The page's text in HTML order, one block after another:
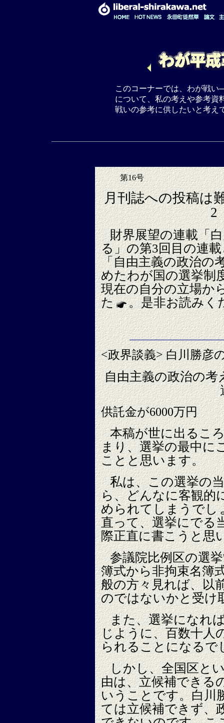
このコーナーでは、わが戦い
について、私の考えや参考資
戦いの参考に供したいと考え
第16号
月刊誌への投稿は
2
財界展望の連載「
る」の第3回目の連
「自由主義の政治の
めたわが国の選挙制
現在の自分の立場か
た
。是非お読みく
<政界談義> 白川勝彦
自由主義の政治の
供託金が6000万円
本稿が世に出るこ
まり、選挙の最中に
ことと思います。
私は、この選挙の
ら、どんなに客観的
められてしまうでし
直って、選挙にでる
際正直に書こうと思
参議院比例区の選
簿式から非拘束名簿
般の方々見れば、以
のではないかと受け
また、選挙になれ
じように、百数十人
られることになるで
しかし、全国区と
由は、立候補できる
いうことです。白川
ては立候補できず、